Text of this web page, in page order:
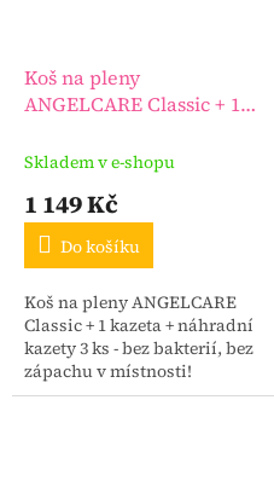
Koš na pleny
ANGELCARE Classic + 1
3 ks
Skladem v e-shopu
1 149 Kč
Do košíku
Koš na pleny ANGELCARE
Classic + 1 kazeta + náhradní
kazety 3 ks - bez bakterií, bez
zápachu v místnosti!